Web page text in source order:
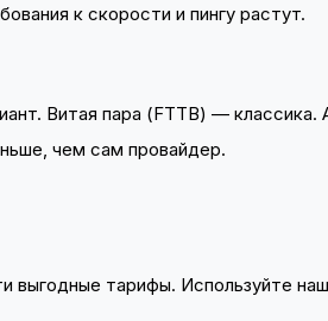
к скорости и пингу растут.
Витая пара (FTTB) — классика.
чем сам провайдер.
тарифы. Используйте